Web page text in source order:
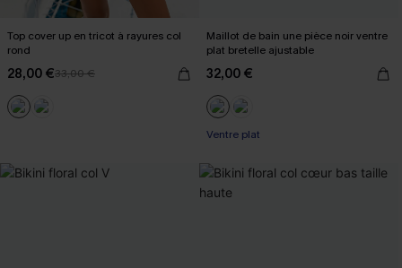
Top cover up en tricot à rayures col
rond
28,00 €33,00 €
Maillot de bain une pièce noir ventre
plat bretelle ajustable
32,00 €
Ventre plat